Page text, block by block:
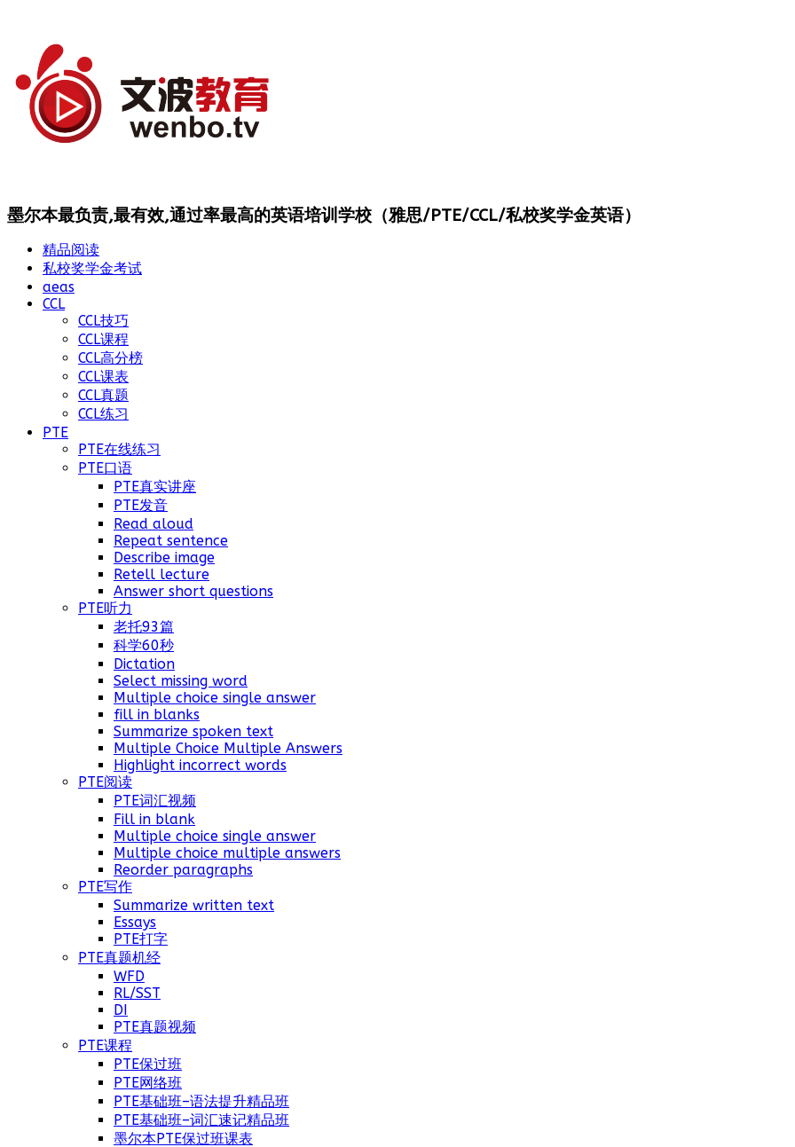
墨尔本最负责,最有效,通过率最高的英语培训学校（雅思/PTE/CCL/私校奖学金英语）
精品阅读
私校奖学金考试
aeas
CCL
CCL技巧
CCL课程
CCL高分榜
CCL课表
CCL真题
CCL练习
PTE
PTE在线练习
PTE口语
PTE真实讲座
PTE发音
Read aloud
Repeat sentence
Describe image
Retell lecture
Answer short questions
PTE听力
老托93篇
科学60秒
Dictation
Select missing word
Multiple choice single answer
fill in blanks
Summarize spoken text
Multiple Choice Multiple Answers
Highlight incorrect words
PTE阅读
PTE词汇视频
Fill in blank
Multiple choice single answer
Multiple choice multiple answers
Reorder paragraphs
PTE写作
Summarize written text
Essays
PTE打字
PTE真题机经
WFD
RL/SST
DI
PTE真题视频
PTE课程
PTE保过班
PTE网络班
PTE基础班–语法提升精品班
PTE基础班–词汇速记精品班
墨尔本PTE保过班课表